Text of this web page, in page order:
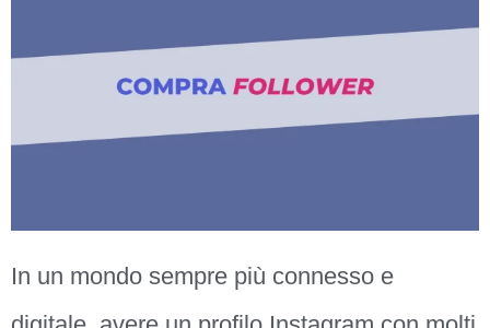
In un mondo sempre più connesso e